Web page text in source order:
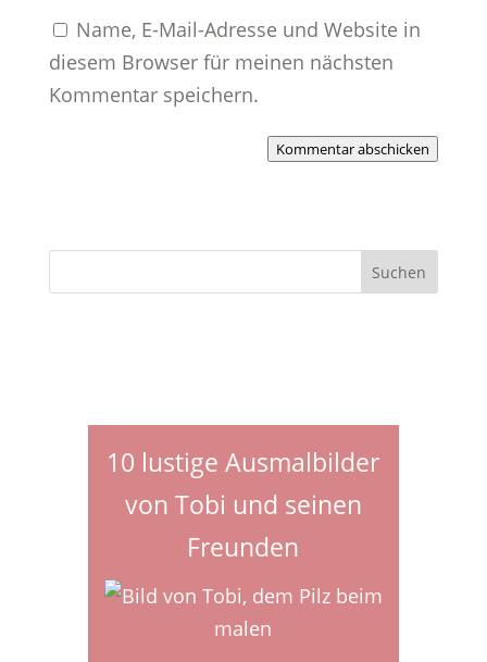
Name, E-Mail-Adresse und Website in
diesem Browser für meinen nächsten
Kommentar speichern.
Kommentar abschicken
10 lustige Ausmalbilder
von Tobi und seinen
Freunden